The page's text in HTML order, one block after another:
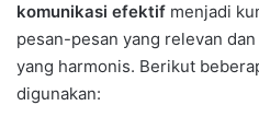
komunikasi efektif menjadi
pesan-pesan yang relevan
yang harmonis. Berikut
digunakan: